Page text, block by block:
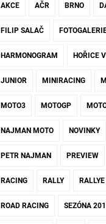
AKCE AČR BRNO
FILIP SALAČ
HARMONOGRAM HOŘICE
JUNIOR MINIRACING
MOTO3 MOTOGP
NAJMAN MOTO NOVINKY
PETR NAJMAN PREVIEW
RACING RALLY RALLYE
ROAD RACING SEZÓNA